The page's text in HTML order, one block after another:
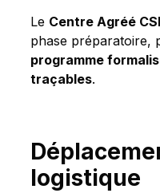
Le Centre Agréé
phase préparatoire,
programme
traçables.
logistique